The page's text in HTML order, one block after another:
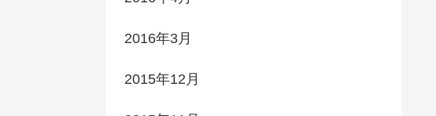
2016年3月
2015年12月